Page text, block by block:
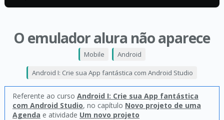
O emulador alura não aparece
Mobile Android
Android I: Crie sua App fantástica com Android Studio
Referente ao curso Android I: Crie sua App fantástica
com Android Studio, no capítulo Novo projeto de uma
Agenda e atividade Um novo projeto